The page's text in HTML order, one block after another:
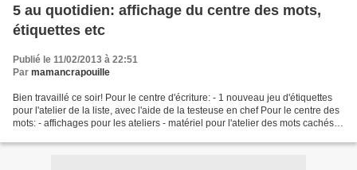
5 au quotidien: affichage du centre des mots,
étiquettes etc
Publié le 11/02/2013 à 22:51
Par mamancrapouille
Bien travaillé ce soir! Pour le centre d'écriture: - 1 nouveau jeu d'étiquettes
pour l'atelier de la liste, avec l'aide de la testeuse en chef Pour le centre des
mots: - affichages pour les ateliers - matériel pour l'atelier des mots cachés,